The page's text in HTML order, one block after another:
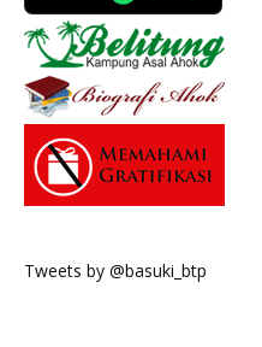
Tweets by @basuki_btp